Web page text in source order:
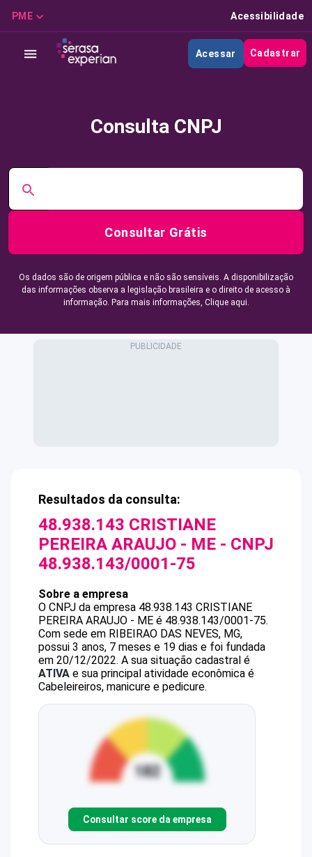
PME Acessibilidade
Acessar Cadastrar
Consulta CNPJ
Consultar Grátis
Os dados são de origem pública e não são sensíveis. A disponibilização
das informações observa a legislação brasileira e o direito de acesso à
informação. Para mais informações, Clique aqui.
Resultados da consulta:
48.938.143 CRISTIANE
PEREIRA ARAUJO - ME - CNPJ
48.938.143/0001-75
Sobre a empresa
O CNPJ da empresa 48.938.143 CRISTIANE
PEREIRA ARAUJO - ME é 48.938.143/0001-75.
Com sede em RIBEIRAO DAS NEVES, MG,
possui 3 anos, 7 meses e 19 dias e foi fundada
em 20/12/2022. A sua situação cadastral é
ATIVA e sua principal atividade econômica é
Cabeleireiros, manicure e pedicure.
Consultar score da empresa